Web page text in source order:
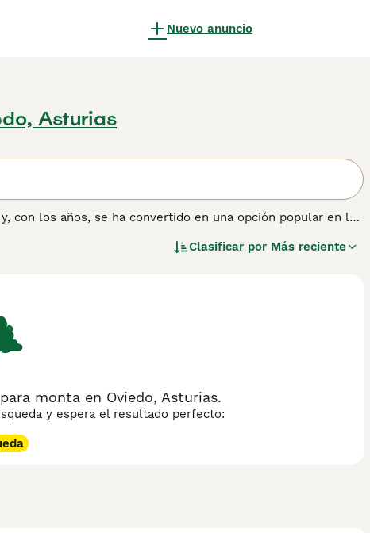
Nuevo anuncio
Asturias
con los años, se ha convertido en una opción popular en los
países alrededor del mundo. Hasta el momento, el
han establecido un estándar para estos leales y valientes
obtener información sobre esta raza de perro.
Clasificar por Más reciente
monta en Oviedo, Asturias.
y espera el resultado perfecto: